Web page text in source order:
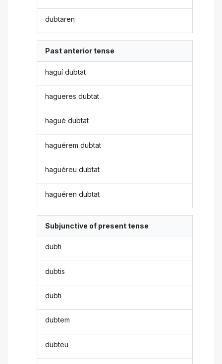
dubtaren
Past anterior tense
haguí dubtat
hagueres dubtat
hagué dubtat
haguérem dubtat
haguéreu dubtat
haguéren dubtat
Subjunctive of present tense
dubti
dubtis
dubti
dubtem
dubteu